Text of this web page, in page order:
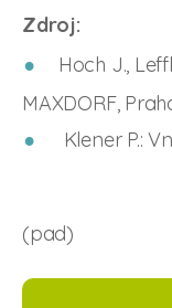
Zdroj:
Hoch J.,
MAXDORF,
Klener P.:
(pad)